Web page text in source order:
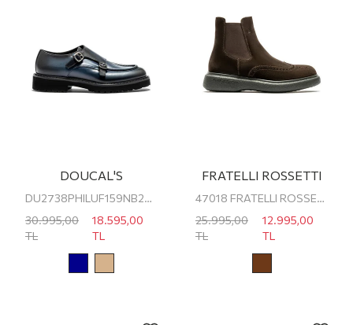
DOUCAL'S
DU2738PHILUF159NB28 DOUCAL'S Erkek Klasik Ayakkabı
30.995,00
TL
18.595,00
TL
FRATELLI ROSSETTI
47018 FRATELLI ROSSETTI ERKEK BOT
25.995,00
TL
12.995,00
TL